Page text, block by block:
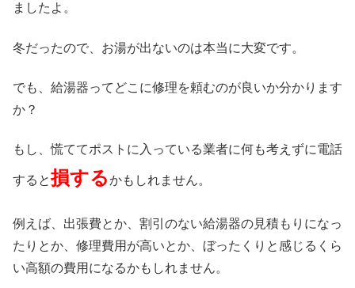
ましたよ。
冬だったので、お湯が出ないのは本当に大変です。
でも、給湯器ってどこに修理を頼むのが良いか分かります
か？
もし、慌ててポストに入っている業者に何も考えずに電話
すると損するかもしれません。
例えば、出張費とか、割引のない給湯器の見積もりになっ
たりとか、修理費用が高いとか、ぼったくりと感じるくら
い高額の費用になるかもしれません。